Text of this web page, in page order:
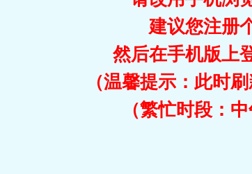
建议您注册
然后在手机版上
（温馨提示：此时
（繁忙时段：